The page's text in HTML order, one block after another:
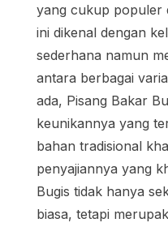
yang cukup populer
ini dikenal dengan
sederhana namun
antara berbagai
ada, Pisang Bakar
keunikannya yang
bahan tradisional
penyajiannya yang
Bugis tidak hanya
biasa, tetapi